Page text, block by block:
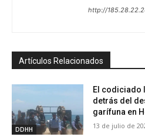
http://
Artículos Relacionados
DDHH
El codiciado
detrás del
garífuna en
13 de julio de